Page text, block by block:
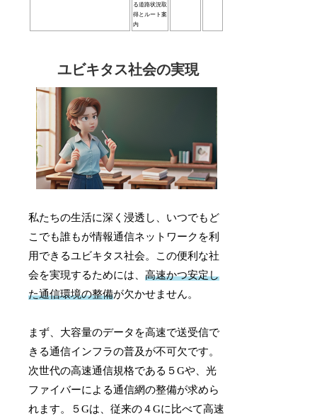
る道路状況取
得とルート案
内
ユビキタス社会の実現
私たちの生活に深く浸透し、いつでもど
こでも誰もが情報通信ネットワークを利
用できるユビキタス社会。この便利な社
会を実現するためには、高速かつ安定し
た通信環境の整備が欠かせません。
まず、大容量のデータを高速で送受信で
きる通信インフラの普及が不可欠です。
次世代の高速通信規格である５Gや、光
ファイバーによる通信網の整備が求めら
れます。５Gは、従来の４Gに比べて高速